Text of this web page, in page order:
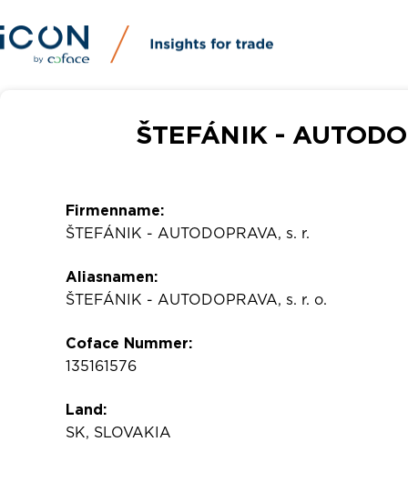
ŠTEFÁNIK -
Firmenname:
ŠTEFÁNIK - AUTODOPRAVA, s. r.
Aliasnamen:
ŠTEFÁNIK - AUTODOPRAVA, s. r. o.
Coface Nummer:
135161576
Land:
SK, SLOVAKIA